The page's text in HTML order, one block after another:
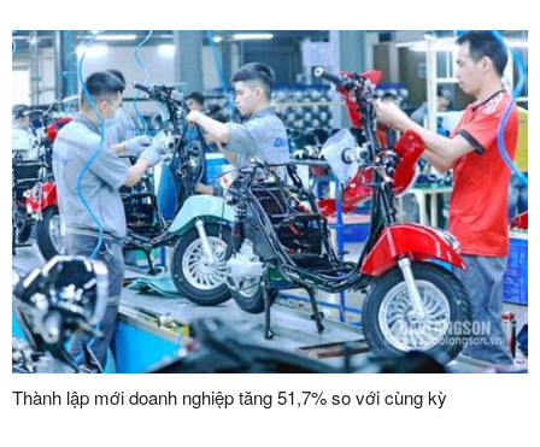
Thành lập mới doanh nghiệp tăng 51,7% so với cùng kỳ